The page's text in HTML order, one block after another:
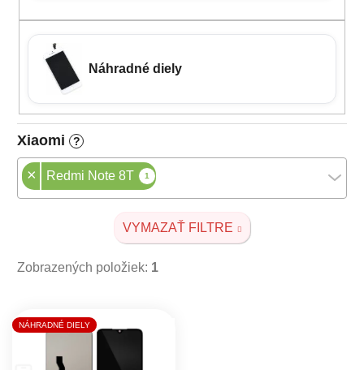
Náhradné diely
Xiaomi ?
× Redmi Note 8T 1
VYMAZAŤ FILTRE
Zobrazených položiek: 1
Výpis produktov
NÁHRADNÉ DIELY